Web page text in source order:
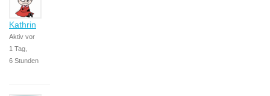
Kathrin
Aktiv vor
1 Tag,
6 Stunden